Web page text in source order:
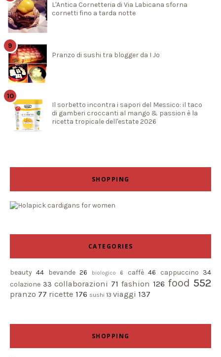
L'Antica Cornetteria di Via Labicana sforna
cornetti fino a tarda notte
Pranzo di sushi tra blogger da I Jo
Il sorbetto incontra i sapori del Messico: il taco
di gamberi croccanti al mango & passion è la
ricetta tropicale dell'estate 2026
SHOPPING
CATEGORIES
beauty 44 bevande 26 biologico 6 caffè 46 cappuccino 34
colazione 33 collaborazioni 71 fashion 126 food 552
pranzo 77 ricette 176 sushi 13 viaggi 137
SHOPPING